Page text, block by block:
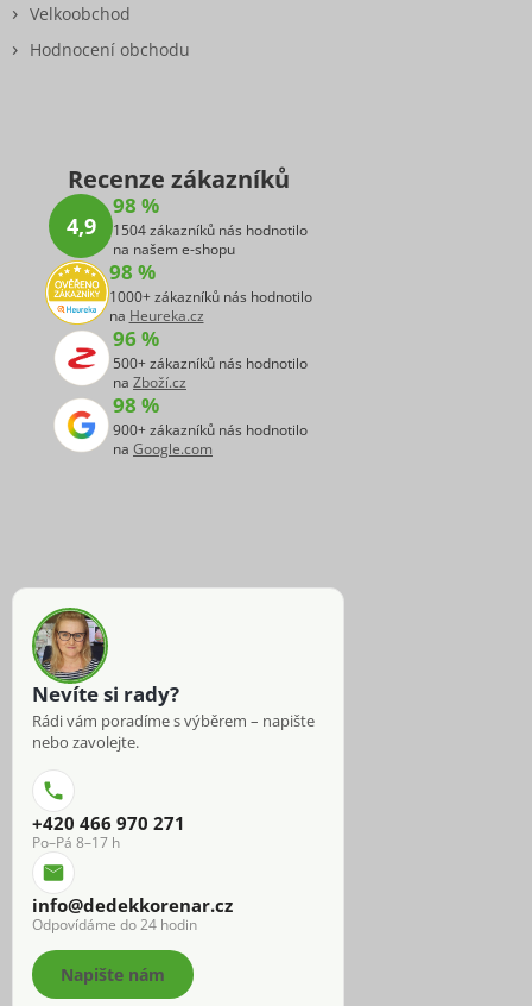
Velkoobchod
Hodnocení obchodu
Recenze zákazníků
4,9
98 %
1504 zákazníků nás hodnotilo
na našem e-shopu
98 %
1000+ zákazníků nás hodnotilo
na Heureka.cz
96 %
500+ zákazníků nás hodnotilo
na Zboží.cz
98 %
900+ zákazníků nás hodnotilo
na Google.com
Nevíte si rady?
Rádi vám poradíme s výběrem – napište
nebo zavolejte.
+420 466 970 271
Po–Pá 8–17 h
info@dedekkorenar.cz
Odpovídáme do 24 hodin
Napište nám